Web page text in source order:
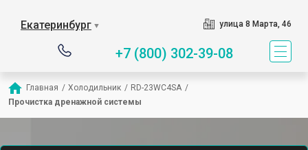
Екатеринбург ▼ улица 8 Марта, 46
+7 (800) 302-39-08
Главная / Холодильник / RD-23WC4SA /
Прочистка дренажной системы